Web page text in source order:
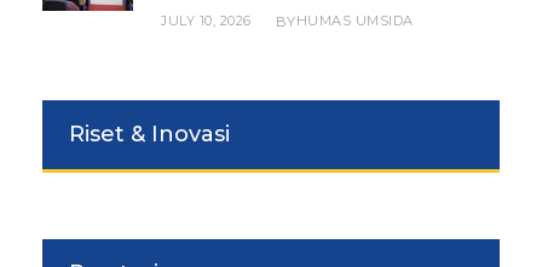
JULY 10, 2026 BYHUMAS UMSIDA
Riset & Inovasi